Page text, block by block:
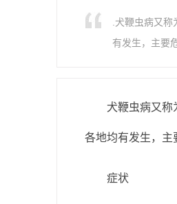
.犬鞭虫病又
有发生，主要
犬鞭虫病又称为
各地均有发生，主
症状